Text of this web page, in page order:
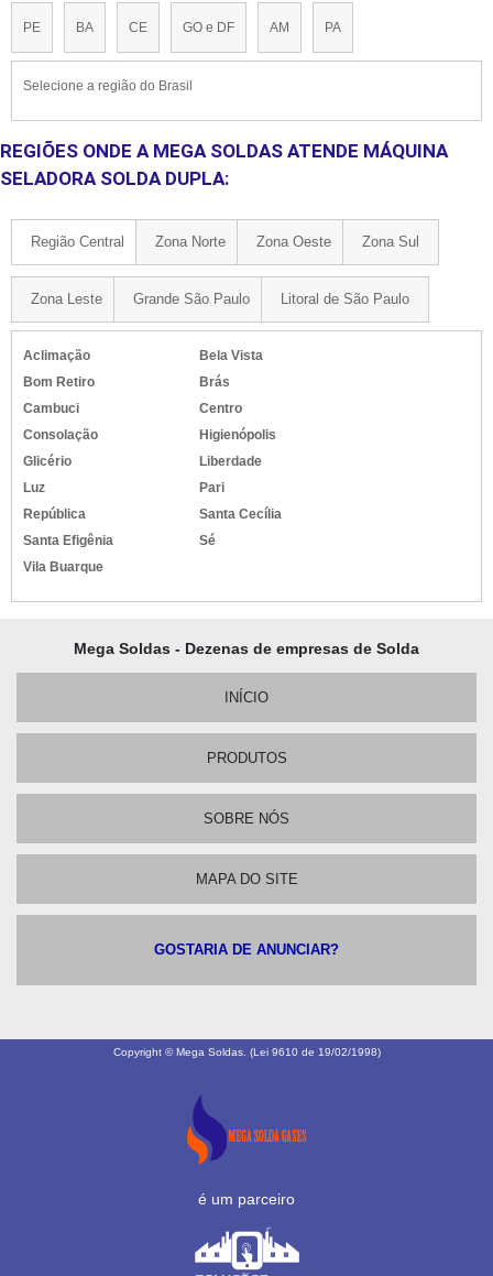
PE BA CE GO e DF AM PA
Selecione a região do Brasil
REGIÕES ONDE A MEGA SOLDAS ATENDE MÁQUINA
SELADORA SOLDA DUPLA:
Região Central Zona Norte Zona Oeste Zona Sul
Zona Leste Grande São Paulo Litoral de São Paulo
Aclimação
Bela Vista
Bom Retiro
Brás
Cambuci
Centro
Consolação
Higienópolis
Glicério
Liberdade
Luz
Pari
República
Santa Cecília
Santa Efigênia
Sé
Vila Buarque
Mega Soldas - Dezenas de empresas de Solda
INÍCIO
PRODUTOS
SOBRE NÓS
MAPA DO SITE
GOSTARIA DE ANUNCIAR?
Copyright © Mega Soldas. (Lei 9610 de 19/02/1998)
é um parceiro